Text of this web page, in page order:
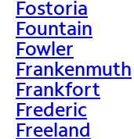
Fostoria
Fountain
Fowler
Frankenmuth
Frankfort
Frederic
Freeland